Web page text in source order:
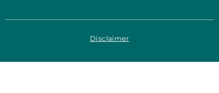
Disclaimer